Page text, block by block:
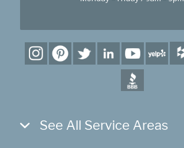
See All Service Areas